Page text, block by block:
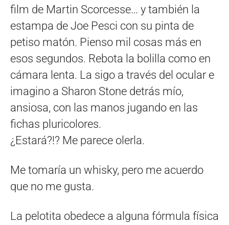
film de Martin Scorcesse… y también la
estampa de Joe Pesci con su pinta de
petiso matón. Pienso mil cosas más en
esos segundos. Rebota la bolilla como en
cámara lenta. La sigo a través del ocular e
imagino a Sharon Stone detrás mío,
ansiosa, con las manos jugando en las
fichas pluricolores.
¿Estará?!? Me parece olerla.
Me tomaría un whisky, pero me acuerdo
que no me gusta.
La pelotita obedece a alguna fórmula física